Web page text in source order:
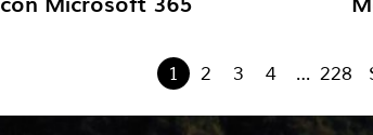
1 2 3 4 … 228